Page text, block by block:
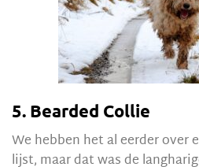
5. Bearded Collie
We hebben het al eerder over
lijst, maar dat was de